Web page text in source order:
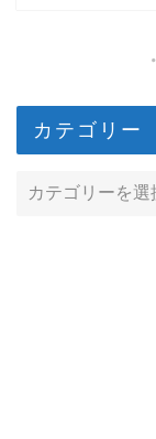
カテゴリー